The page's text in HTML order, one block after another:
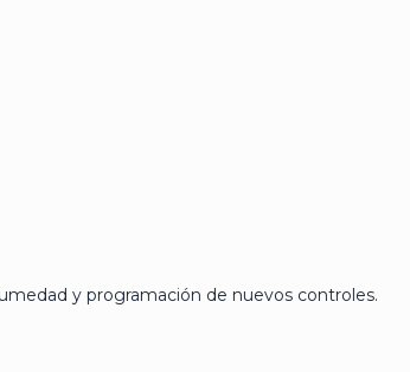
y programación de nuevos controles.